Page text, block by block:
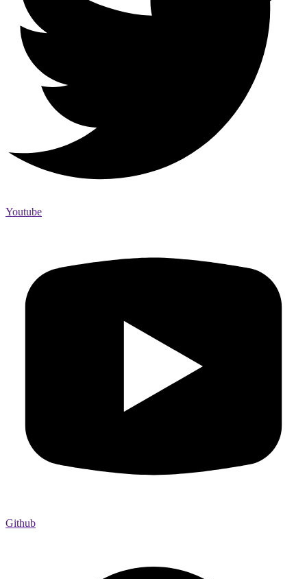
Youtube
Github